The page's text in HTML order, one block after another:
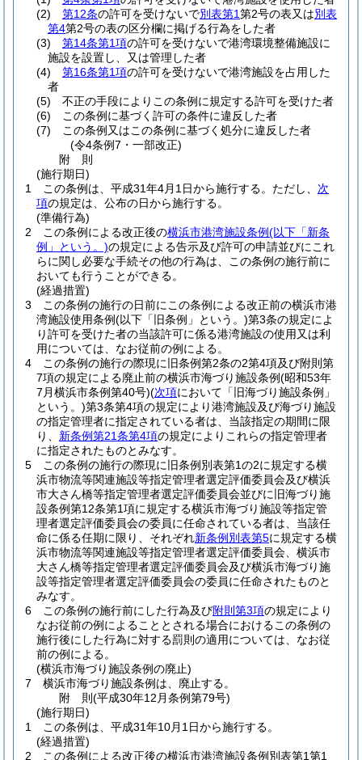
(2)
第12条の許可を受けないで別表第1第2号の表又は別表
第4第2号の表の区分欄に掲げる行為をした者
(3)
第14条第1項の許可を受けないで港湾環境整備施設に
施設を設置し、又は管理した者
(4)
第16条第1項の許可を受けないで港湾施設を占用した
者
(5)
不正の手段によりこの条例に規定する許可を受けた者
(6)
この条例に基づく許可の条件に違反した者
(7)
この条例又はこの条例に基づく処分に違反した者
(令4条例7・一部改正)
附 則
(施行期日)
1
この条例は、平成31年4月1日から施行する。 ただし、 次
項の規定は、公布の日から施行する。
(準備行為)
2
この条例による改正後の横浜市港湾施設条例(以下「新条
例」という。)の規定による告示及び許可の申請並びにこれ
らに関し必要な手続その他の行為は、この条例の施行前に
おいても行うことができる。
(経過措置)
3
この条例の施行の日前にこの条例による改正前の横浜市港
湾施設使用条例(以下「旧条例」という。)第3条の規定によ
り許可を受けた者の当該許可に係る港湾施設の使用又は利
用については、なお従前の例による。
4
この条例の施行の際現に旧条例第2条の2第4項及び附則第
7項の規定による廃止前の横浜市海づり施設条例(昭和53年
7月横浜市条例第40号)(次項において「旧海づり施設条例」
という。)第3条第4項の規定により港湾施設及び海づり施設
の指定管理者に指定されている者は、当該指定の期間に限
り、 新条例第21条第4項の規定によりこれらの指定管理者
に指定されたものとみなす。
5
この条例の施行の際現に旧条例別表第1の2に規定する横
浜市物流等関連施設等指定管理者選定評価委員会及び横浜
市大さん橋等指定管理者選定評価委員会並びに旧海づり施
設条例第12条第1項に規定する横浜市海づり施設等指定管
理者選定評価委員会の委員に任命されている者は、当該任
命に係る任期に限り、それぞれ新条例別表第5に規定する横
浜市物流等関連施設等指定管理者選定評価委員会、横浜市
大さん橋等指定管理者選定評価委員会及び横浜市海づり施
設等指定管理者選定評価委員会の委員に任命されたものと
みなす。
6
この条例の施行前にした行為及び附則第3項の規定により
なお従前の例によることとされる場合におけるこの条例の
施行後にした行為に対する罰則の適用については、なお従
前の例による。
(横浜市海づり施設条例の廃止)
7
横浜市海づり施設条例は、廃止する。
附 則(平成30年12月条例第79号)
(施行期日)
1
この条例は、平成31年10月1日から施行する。
(経過措置)
2
この条例による改正後の横浜市港湾施設条例別表第1第1